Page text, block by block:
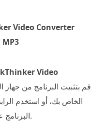
Ultimate لتصدير ملفات بصيغة MP3
الخاص بك، أو استخدم
البرنامج على جهاز الكمبيوتر الخاص بك بعد.